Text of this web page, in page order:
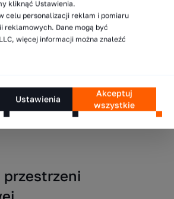
logistyka zwrotna.
przestrzeni
kliknąć Ustawienia.
celu personalizacji reklam i pomiaru
reklamowych. Dane mogą być
więcej informacji można znaleźć
Ustawienia
Akceptuj
wszystkie